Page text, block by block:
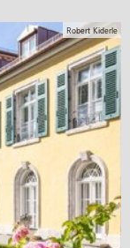
Robert Kiderle